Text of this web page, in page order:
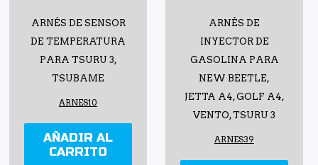
ARNÉS DE SENSOR
DE TEMPERATURA
PARA TSURU 3,
TSUBAME
ARNES10
AÑADIR AL
CARRITO
ARNÉS DE
INYECTOR DE
GASOLINA PARA
NEW BEETLE,
JETTA A4, GOLF A4,
VENTO, TSURU 3
ARNES39